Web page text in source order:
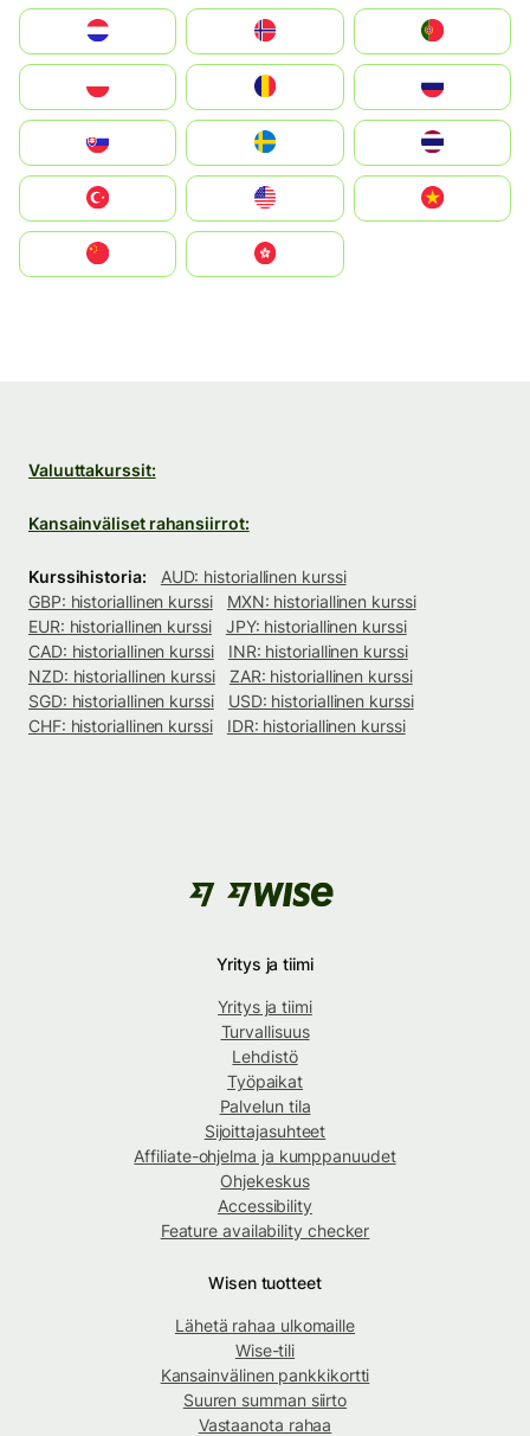
United States
中國香港特別行政區
Valuuttakurssit:
Kansainväliset rahansiirrot:
Kurssihistoria:
AUD: historiallinen kurssi
GBP: historiallinen kurssi
MXN: historiallinen kurssi
EUR: historiallinen kurssi
JPY: historiallinen kurssi
CAD: historiallinen kurssi
INR: historiallinen kurssi
NZD: historiallinen kurssi
ZAR: historiallinen kurssi
SGD: historiallinen kurssi
USD: historiallinen kurssi
CHF: historiallinen kurssi
IDR: historiallinen kurssi
Yritys ja tiimi
Yritys ja tiimi
Turvallisuus
Lehdistö
Työpaikat
Palvelun tila
Sijoittajasuhteet
Affiliate-ohjelma ja kumppanuudet
Ohjekeskus
Accessibility
Feature availability checker
Wisen tuotteet
Lähetä rahaa ulkomaille
Wise-tili
Kansainvälinen pankkikortti
Suuren summan siirto
Vastaanota rahaa